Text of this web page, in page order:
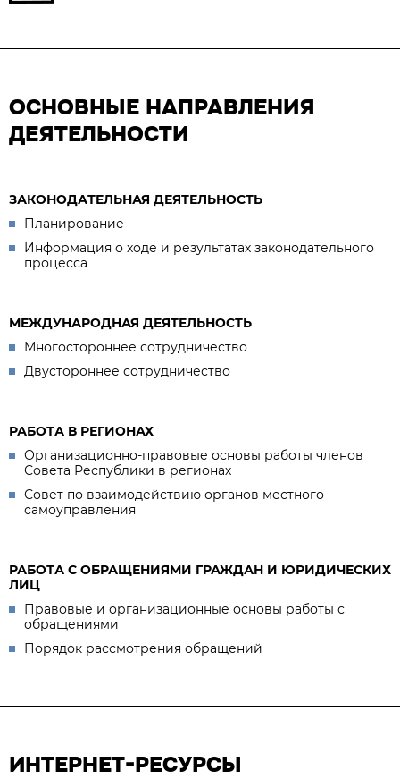
ОСНОВНЫЕ НАПРАВЛЕНИЯ
ДЕЯТЕЛЬНОСТИ
ЗАКОНОДАТЕЛЬНАЯ ДЕЯТЕЛЬНОСТЬ
Планирование
Информация о ходе и результатах законодательного
процесса
МЕЖДУНАРОДНАЯ ДЕЯТЕЛЬНОСТЬ
Многостороннее сотрудничество
Двустороннее сотрудничество
РАБОТА В РЕГИОНАХ
Организационно-правовые основы работы членов
Совета Республики в регионах
Совет по взаимодействию органов местного
самоуправления
РАБОТА С ОБРАЩЕНИЯМИ ГРАЖДАН И ЮРИДИЧЕСКИХ
ЛИЦ
Правовые и организационные основы работы с
обращениями
Порядок рассмотрения обращений
ИНТЕРНЕТ-РЕСУРСЫ